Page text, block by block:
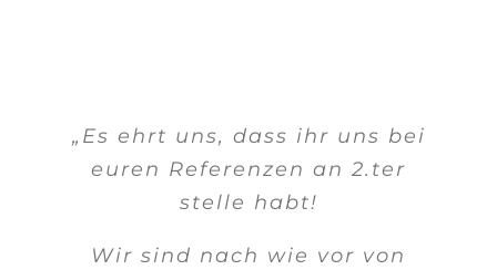
„Es ehrt uns, dass ihr uns bei
euren Referenzen an 2.ter
stelle habt!
Wir sind nach wie vor von